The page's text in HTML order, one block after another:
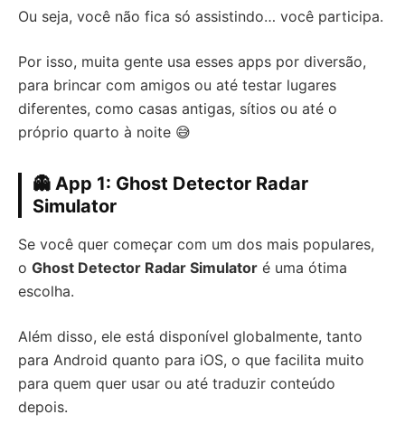
Ou seja, você não fica só assistindo… você participa.
Por isso, muita gente usa esses apps por diversão,
para brincar com amigos ou até testar lugares
diferentes, como casas antigas, sítios ou até o
próprio quarto à noite 😅
👻 App 1: Ghost Detector Radar
Simulator
Se você quer começar com um dos mais populares,
o Ghost Detector Radar Simulator é uma ótima
escolha.
Além disso, ele está disponível globalmente, tanto
para Android quanto para iOS, o que facilita muito
para quem quer usar ou até traduzir conteúdo
depois.